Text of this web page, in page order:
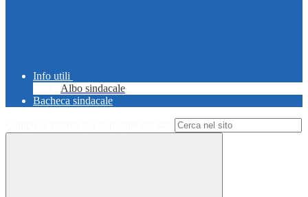
Info utili
Albo sindacale
Bacheca sindacale